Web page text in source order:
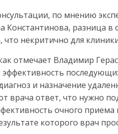
по мнению
Константинова, разница в
что некритично для
отмечает Владимир
и назначение
врача ответ, что нужно
очного
которого врач